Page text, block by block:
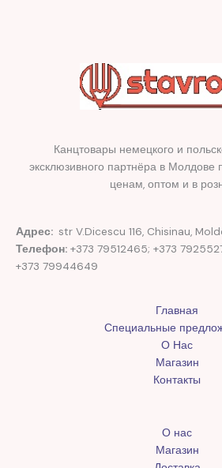
Канцтовары немецкого и
эксклюзивного партнёра в
ценам, оптом и в
Адрес: str V.Dicescu 116, Chisinau,
Телефон: +373 79512465; +373
+373 79944649
Главная
Специальные
О Нас
Магазин
Контакты
О нас
Магазин